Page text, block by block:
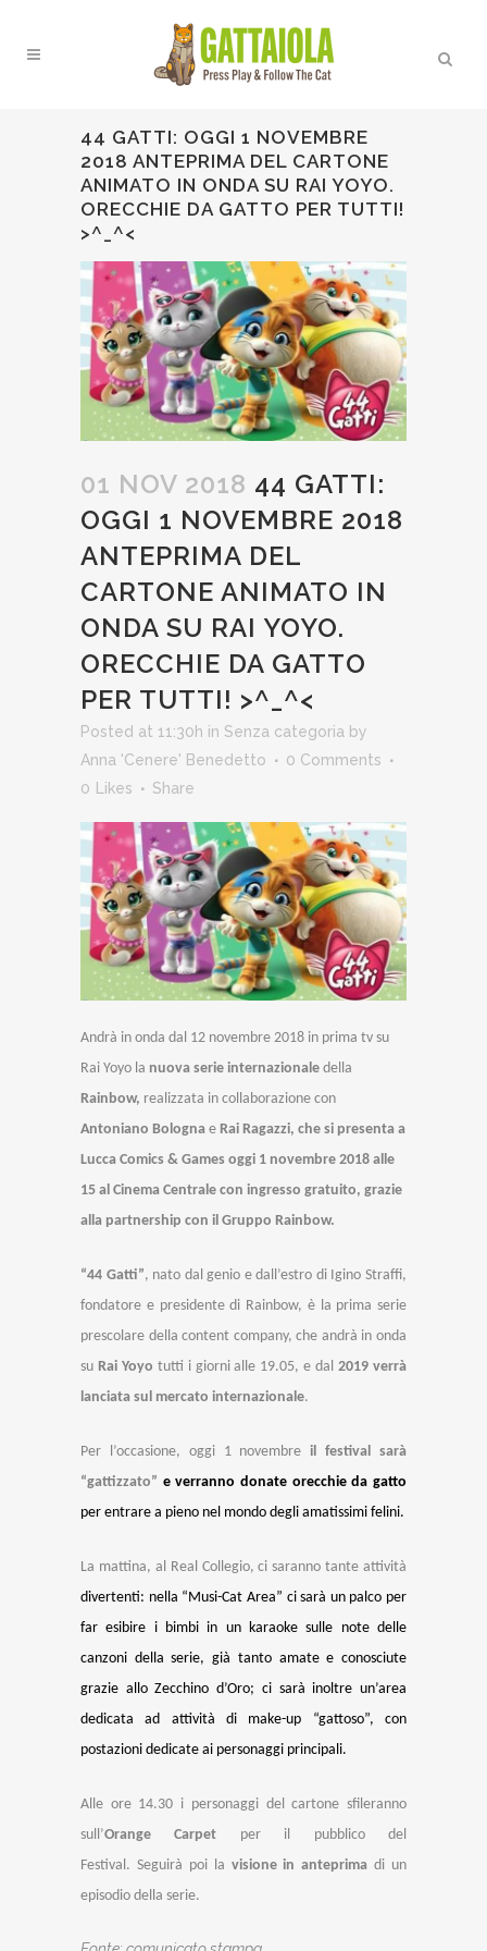
44 GATTI: OGGI 1 NOVEMBRE
2018 ANTEPRIMA DEL CARTONE
ANIMATO IN ONDA SU RAI YOYO.
ORECCHIE DA GATTO PER TUTTI!
>^_^<
01 NOV 2018 44 GATTI:
OGGI 1 NOVEMBRE 2018
ANTEPRIMA DEL
CARTONE ANIMATO IN
ONDA SU RAI YOYO.
ORECCHIE DA GATTO
PER TUTTI! >^_^<
Posted at 11:30h in Senza categoria by
Anna 'Cenere' Benedetto
0 Comments
0 Likes Share
Andrà in onda dal 12 novembre 2018 in prima tv su
Rai Yoyo la nuova serie internazionale della
Rainbow, realizzata in collaborazione con
Antoniano Bologna e Rai Ragazzi, che si presenta a
Lucca Comics & Games oggi 1 novembre 2018 alle
15 al Cinema Centrale con ingresso gratuito, grazie
alla partnership con il Gruppo Rainbow.
“44 Gatti”, nato dal genio e dall’estro di Igino Straffi,
fondatore e presidente di Rainbow, è la prima serie
prescolare della content company, che andrà in onda
su Rai Yoyo tutti i giorni alle 19.05, e dal 2019 verrà
lanciata sul mercato internazionale.
Per l’occasione, oggi 1 novembreil festival sarà
“gattizzato” e verranno donate orecchie da gatto
per entrare a pieno nel mondo degli amatissimi felini.
La mattina, al Real Collegio, ci saranno tante attività
divertenti: nella “Musi-Cat Area” ci sarà un palco per
far esibire i bimbi in un karaoke sulle note delle
canzoni della serie, già tanto amate e conosciute
grazie allo Zecchino d’Oro; ci sarà inoltre un’area
dedicata ad attività di make-up “gattoso”, con
postazioni dedicate ai personaggi principali.
Alle ore 14.30 i personaggi del cartone sfileranno
sull’Orange Carpet per il pubblico del
Festival. Seguirà poi la visione in anteprima di un
episodio della serie.